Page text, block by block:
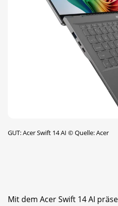
GUT: Acer Swift 14 AI ©Quelle: Acer
Mit dem Acer Swift 14 AI